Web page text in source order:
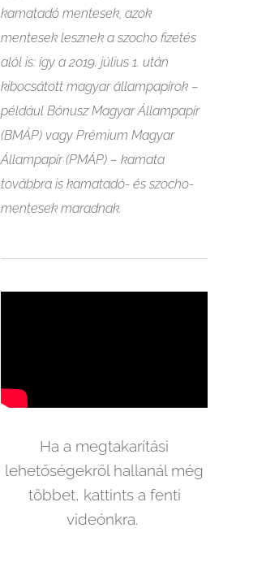
kamatadó mentesek, azok
mentesek lesznek a szocho fizetés
alól is: így a 2019. július 1. után
kibocsátott magyar állampapírok –
például Bónusz Magyar Állampapír
(BMÁP) vagy Prémium Magyar
Állampapír (PMÁP) – kamata
továbbra is kamatadó- és szocho-
mentesek maradnak.
Ha a megtakarítási
lehetőségekről hallanál még
többet, kattints a fenti
videónkra.